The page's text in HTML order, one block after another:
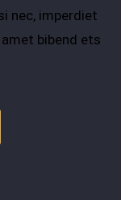
nec, imperdiet
bibend ets